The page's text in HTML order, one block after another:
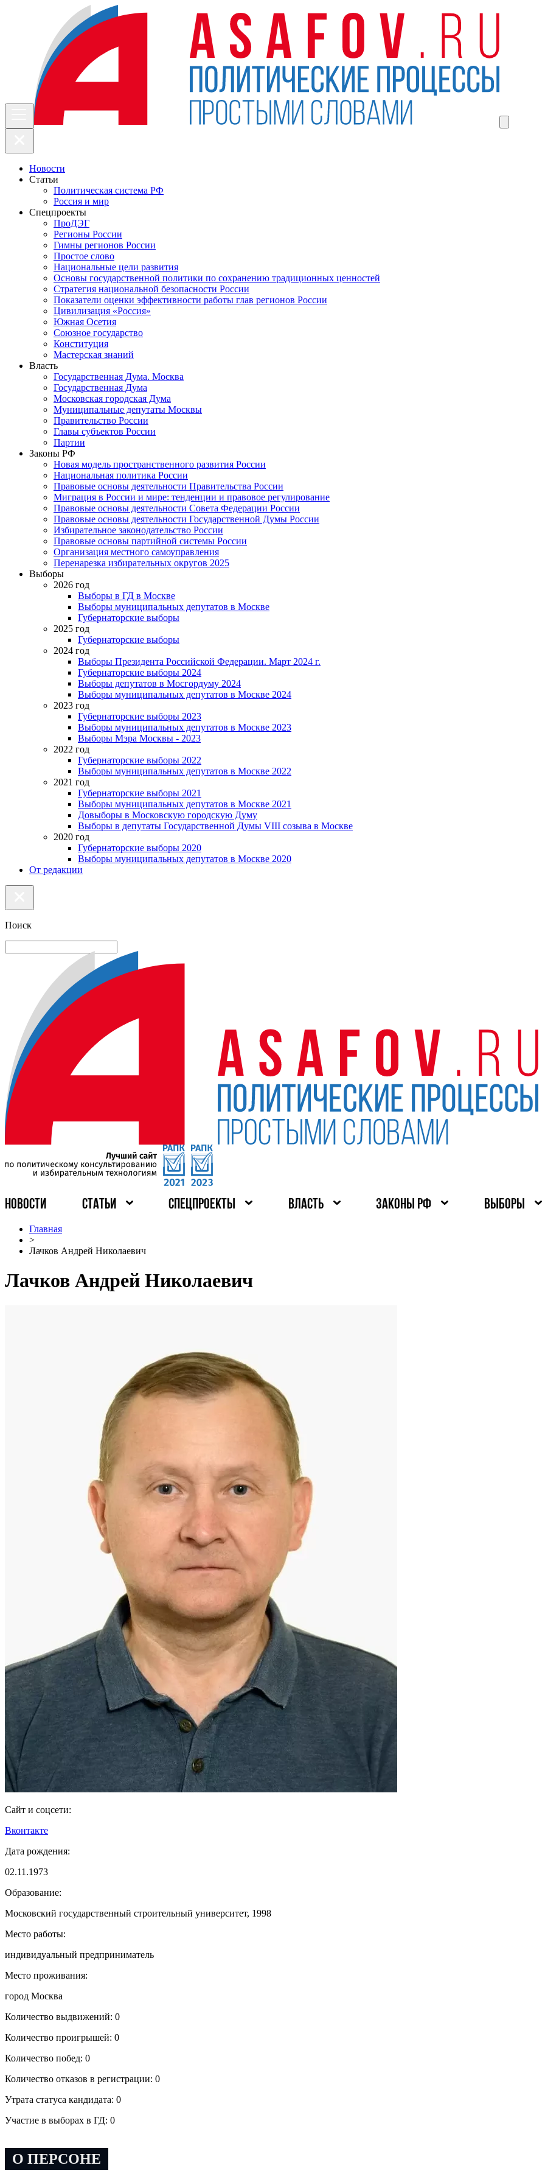
Новости
Статьи
Политическая система РФ
Россия и мир
Спецпроекты
ПроДЭГ
Регионы России
Гимны регионов России
Простое слово
Национальные цели развития
Основы государственной политики по сохранению традиционных ценностей
Стратегия национальной безопасности России
Показатели оценки эффективности работы глав регионов России
Цивилизация «Россия»
Южная Осетия
Союзное государство
Конституция
Мастерская знаний
Власть
Государственная Дума. Москва
Государственная Дума
Московская городская Дума
Муниципальные депутаты Москвы
Правительство России
Главы субъектов России
Партии
Законы РФ
Новая модель пространственного развития России
Национальная политика России
Правовые основы деятельности Правительства России
Миграция в России и мире: тенденции и правовое регулирование
Правовые основы деятельности Совета Федерации России
Правовые основы деятельности Государственной Думы России
Избирательное законодательство России
Правовые основы партийной системы России
Организация местного самоуправления
Перенарезка избирательных округов 2025
Выборы
2026 год
Выборы в ГД в Москве
Выборы муниципальных депутатов в Москве
Губернаторские выборы
2025 год
Губернаторские выборы
2024 год
Выборы Президента Российской Федерации. Март 2024 г.
Губернаторские выборы 2024
Выборы депутатов в Мосгордуму 2024
Выборы муниципальных депутатов в Москве 2024
2023 год
Губернаторские выборы 2023
Выборы муниципальных депутатов в Москве 2023
Выборы Мэра Москвы - 2023
2022 год
Губернаторские выборы 2022
Выборы муниципальных депутатов в Москве 2022
2021 год
Губернаторские выборы 2021
Выборы муниципальных депутатов в Москве 2021
Довыборы в Московскую городскую Думу
Выборы в депутаты Государственной Думы VIII созыва в Москве
2020 год
Губернаторские выборы 2020
Выборы муниципальных депутатов в Москве 2020
От редакции
Поиск
НОВОСТИ СТАТЬИ СПЕЦПРОЕКТЫ ВЛАСТЬ ЗАКОНЫ РФ ВЫБОРЫ
Главная
>
Лачков Андрей Николаевич
Лачков Андрей Николаевич
Сайт и соцсети:
Вконтакте
Дата рождения:
02.11.1973
Образование:
Московский государственный строительный университет, 1998
Место работы:
индивидуальный предприниматель
Место проживания:
город Москва
Количество выдвижений: 0
Количество проигрышей: 0
Количество побед: 0
Количество отказов в регистрации: 0
Утрата статуса кандидата: 0
Участие в выборах в ГД: 0
О ПЕРСОНЕ